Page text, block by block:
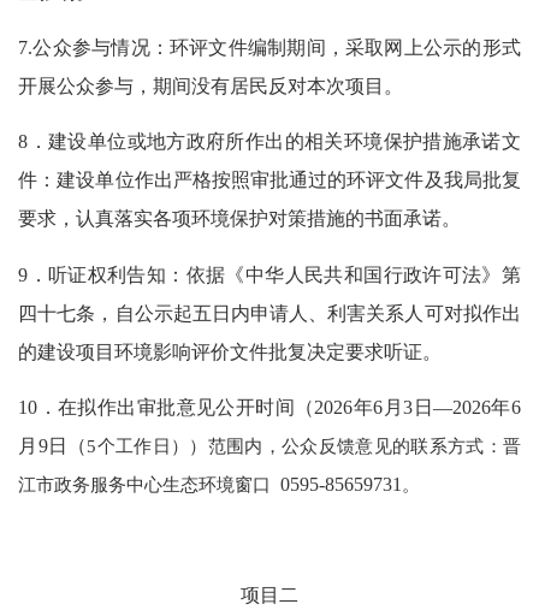
7.公众参与情况：环评文件编制期间，采取网上公示的形式
开展公众参与，期间没有居民反对本次项目。
8． 建设单位或地方政府所作出的相关环境保护措施承诺文
件：建设单位作出严格按照审批通过的环评文件及我局批复
要求，认真落实各项环境保护对策措施的书面承诺。
9．听证权利告知：依据《中华人民共和国行政许可法》第
四十七条，自公示起五日内申请人、利害关系人可对拟作出
的建设项目环境影响评价文件批复决定要求听证。
10．在拟作出审批意见公开时间（2026年6 月3 日 —2026年6
月 9日（5个工作日））范围内，公众反馈意见的联系方式：晋
江市政务服务中心生态环境窗口0595-85659731 。
项 目 二